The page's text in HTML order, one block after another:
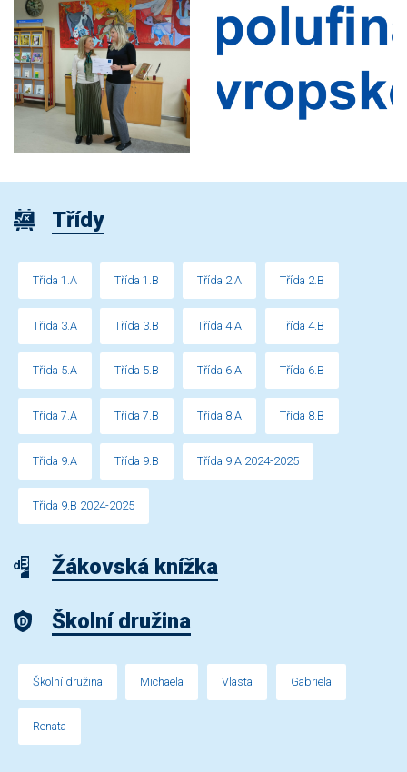
Třídy
Třída 1.A Třída 1.B Třída 2.A Třída 2.B
Třída 3.A Třída 3.B Třída 4.A Třída 4.B
Třída 5.A Třída 5.B Třída 6.A Třída 6.B
Třída 7.A Třída 7.B Třída 8.A Třída 8.B
Třída 9.A Třída 9.B Třída 9.A 2024-2025
Třída 9.B 2024-2025
Žákovská knížka
Školní družina
Školní družina Michaela Vlasta Gabriela
Renata